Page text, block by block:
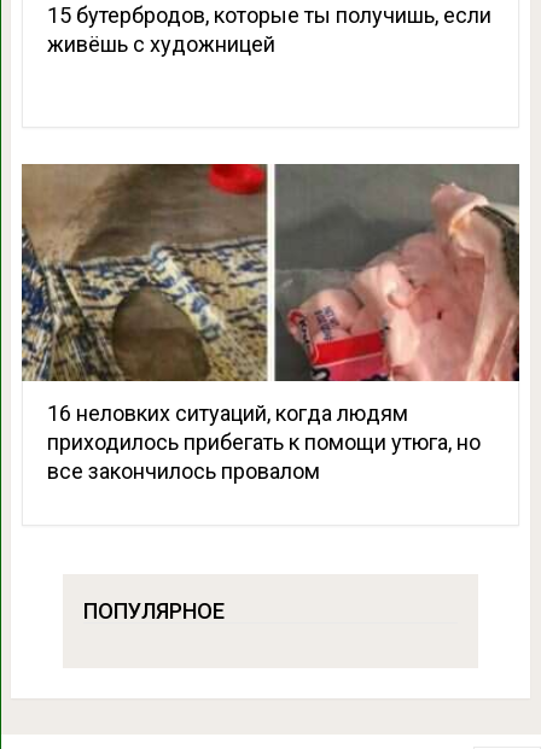
15 бутербродов, которые ты получишь, если
живёшь с художницей
16 неловких ситуаций, когда людям
приходилось прибегать к помощи утюга, но
все закончилось провалом
ПОПУЛЯРНОЕ